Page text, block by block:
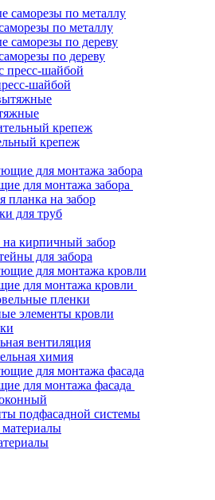
по металлу
по дереву
шайбой
крепеж
для монтажа забора
планка на забор
для труб
на кирпичный забор
для забора
для монтажа кровли
пленки
элементы кровли
вентиляция
химия
для монтажа фасада
подфасадной системы